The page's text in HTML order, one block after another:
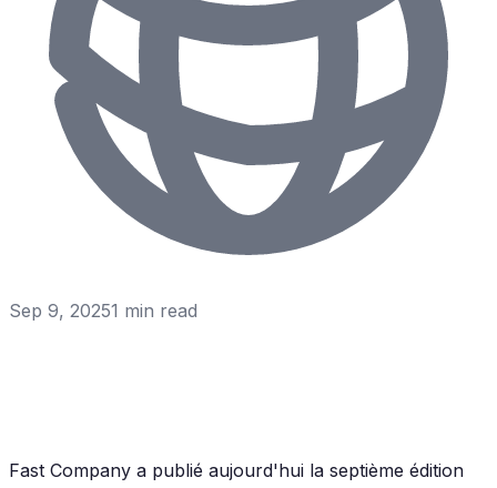
Sep 9, 20251 min read
Fast Company a publié aujourd'hui la septième édition